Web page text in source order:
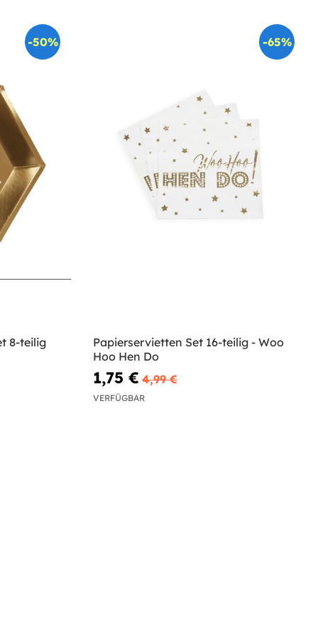
-50%
8-teilig
-65%
Papierservietten Set 16-teilig - Woo
Hoo Hen Do
1,75 € 4,99 €
VERFÜGBAR